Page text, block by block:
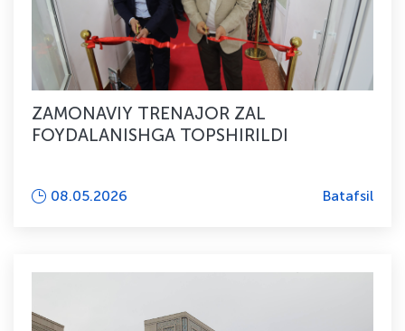
ZAMONAVIY TRENAJOR ZAL
FOYDALANISHGA TOPSHIRILDI
08.05.2026 Batafsil